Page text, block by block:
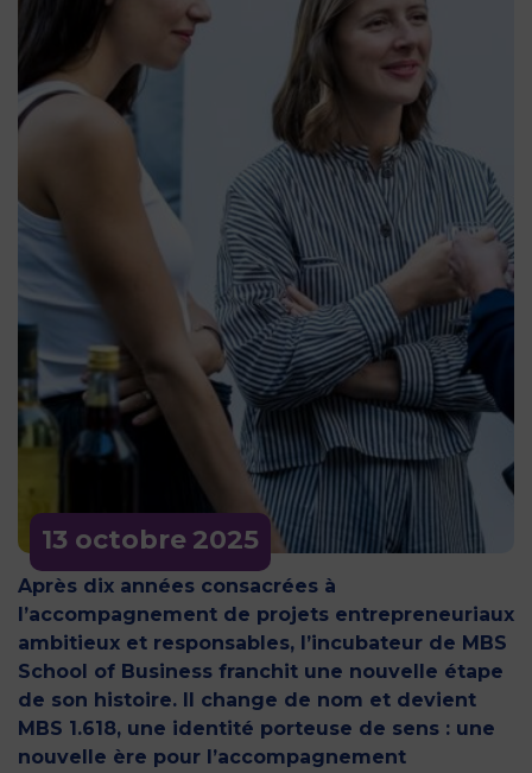
13 octobre2025
Après dix années consacrées à
l’accompagnement de projets entrepreneuriaux
ambitieux et responsables, l’incubateur de MBS
School of Business franchit une nouvelle étape
de son histoire. Il change de nom et devient
MBS 1.618, une identité porteuse de sens : une
nouvelle ère pour l’accompagnement